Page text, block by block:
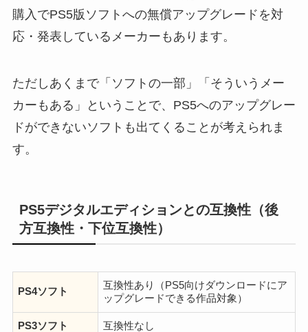
購入でPS5版ソフトへの無償アップグレードを対
応・発表しているメーカーもあります。
ただしあくまで「ソフトの一部」「そういうメー
カーもある」ということで、PS5へのアップグレー
ドができないソフトも出てくることが考えられま
す。
PS5デジタルエディションとの互換性（後
方互換性・下位互換性）
PS4ソフト
互換性あり（PS5向けダウンロードにア
ップグレードできる作品対象）
PS3ソフト 互換性なし